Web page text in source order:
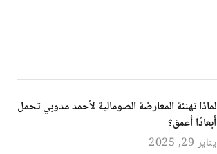
لماذا تهنئة المعارضة الصومالية لأحمد مدوبي تحمل
أبعادًا أعمق؟
يناير 29, 2025